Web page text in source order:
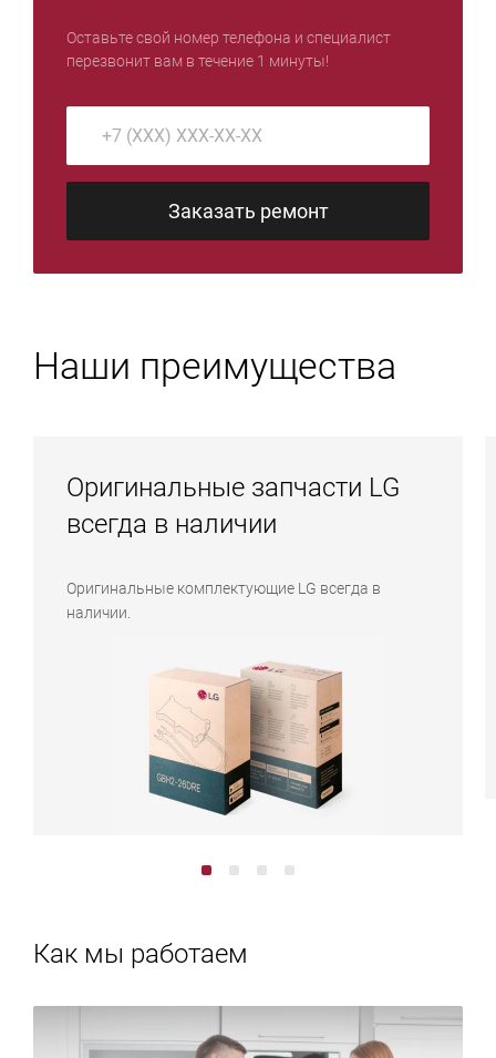
Оставьте свой номер телефона и специалист
перезвонит вам в течение 1 минуты!
Заказать ремонт
Наши преимущества
Оригинальные запчасти LG
всегда в наличии
Оригинальные комплектующие LG всегда в
наличии.
Как мы работаем